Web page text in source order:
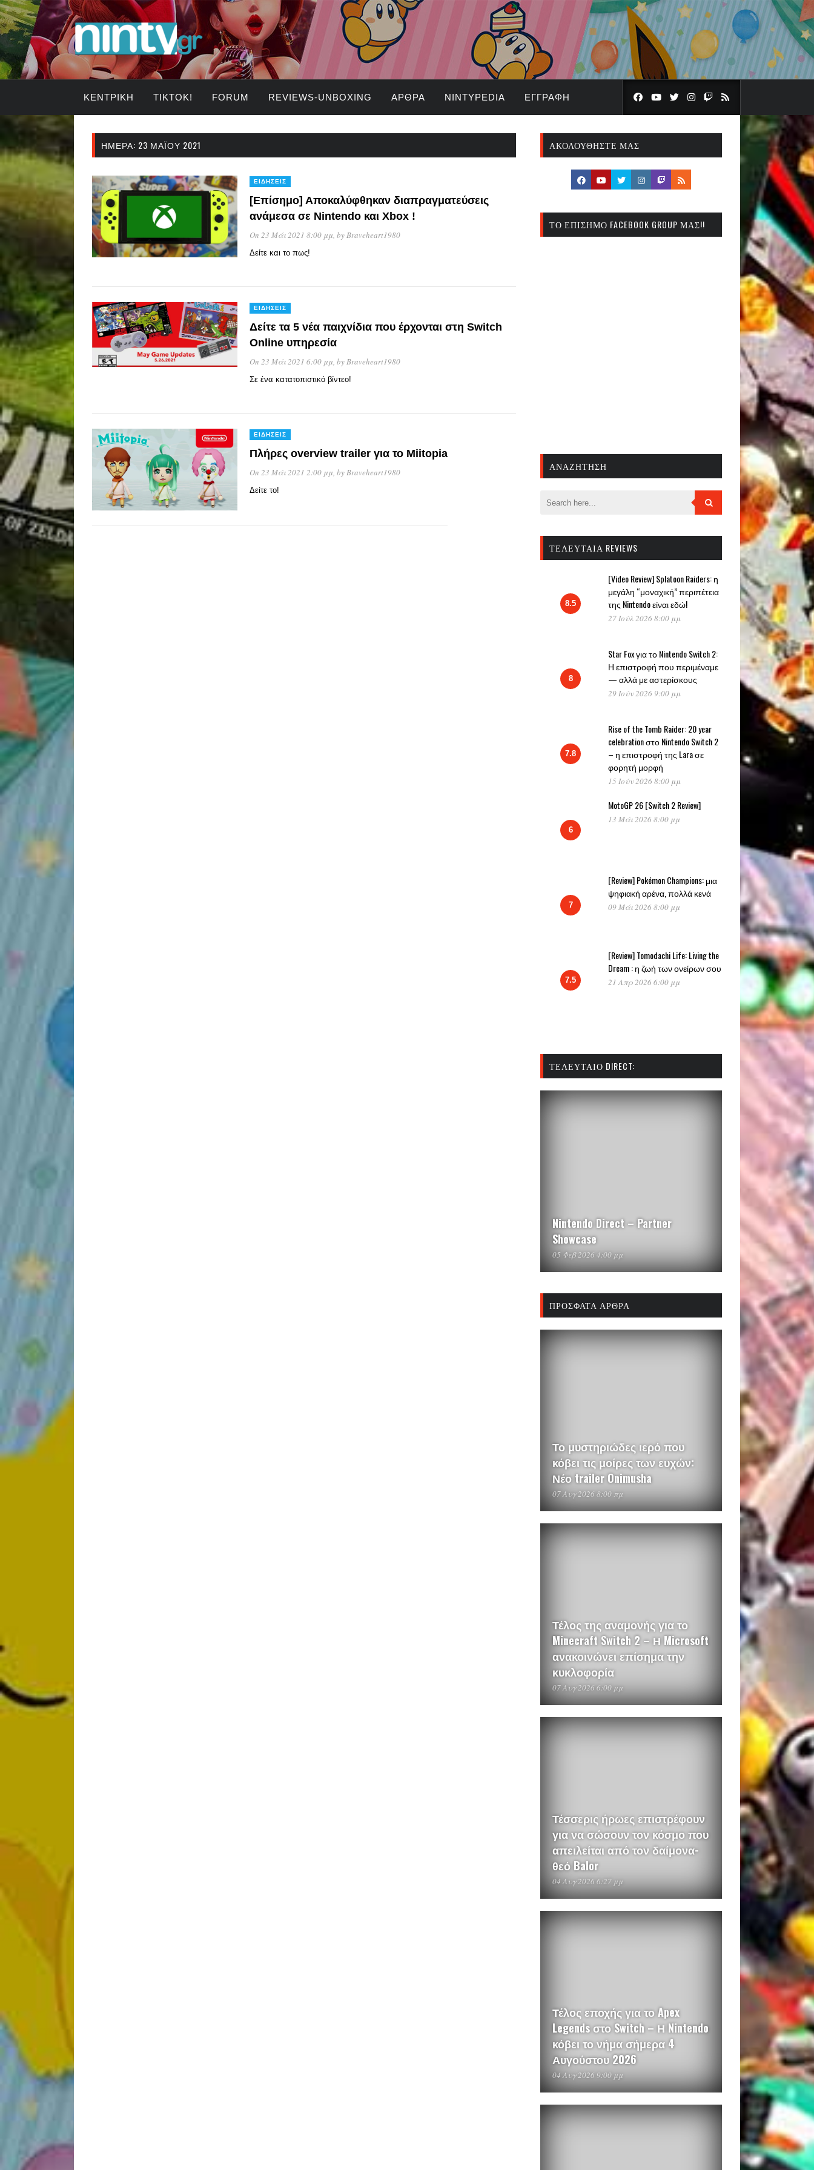
ΚΕΝΤΡΙΚΉ TIKTOK! FORUM REVIEWS-UNBOXING ΆΡΘΡΑ NINTYPEDIA ΕΓΓΡΑΦΉ
ΗΜΈΡΑ: 23 ΜΑΪ́ΟΥ 2021
ΕΙΔΉΣΕΙΣ
[Επίσημο] Αποκαλύφθηκαν διαπραγματεύσεις
ανάμεσα σε Nintendo και Xbox !
On 23 Μάι 2021 8:00 μμ, byBraveheart1980
Δείτε και το πως!
ΕΙΔΉΣΕΙΣ
Δείτε τα 5 νέα παιχνίδια που έρχονται στη Switch
Online υπηρεσία
On 23 Μάι 2021 6:00 μμ, byBraveheart1980
Σε ένα κατατοπιστικό βίντεο!
ΕΙΔΉΣΕΙΣ
Πλήρες overview trailer για το Miitopia
On 23 Μάι 2021 2:00 μμ, byBraveheart1980
Δείτε το!
ΑΚΟΛΟΥΘΉΣΤΕ ΜΑΣ
ΤΟ ΕΠΊΣΗΜΟ FACEBOOK GROUP ΜΑΣ!!
ΑΝΑΖΉΤΗΣΗ
ΤΕΛΕΥΤΑΊΑ REVIEWS
8.5
[Video Review] Splatoon Raiders: η
μεγάλη “μοναχική” περιπέτεια
της Nintendo είναι εδώ!
27 Ιούλ 2026 8:00 μμ
8
Star Fox για το Nintendo Switch 2:
Η επιστροφή που περιμέναμε
— αλλά με αστερίσκους
29 Ιούν 2026 9:00 μμ
7.8
Rise of the Tomb Raider: 20 year
celebration στο Nintendo Switch 2
– η επιστροφή της Lara σε
φορητή μορφή
15 Ιούν 2026 8:00 μμ
6
MotoGP 26 [Switch 2 Review]
13 Μάι 2026 8:00 μμ
7
[Review] Pokémon Champions: μια
ψηφιακή αρένα, πολλά κενά
09 Μάι 2026 8:00 μμ
7.5
[Review] Tomodachi Life: Living the
Dream : η ζωή των ονείρων σου
21 Απρ 2026 6:00 μμ
ΤΕΛΕΥΤΑΊΟ DIRECT:
Nintendo Direct – Partner
Showcase
05 Φεβ 2026 4:00 μμ
ΠΡΌΣΦΑΤΑ ΆΡΘΡΑ
Το μυστηριώδες ιερό που
κόβει τις μοίρες των ευχών:
Νέο trailer Onimusha
07 Αυγ 2026 8:00 πμ
Τέλος της αναμονής για το
Minecraft Switch 2 – Η Microsoft
ανακοινώνει επίσημα την
κυκλοφορία
07 Αυγ 2026 6:00 μμ
Τέσσερις ήρωες επιστρέφουν
για να σώσουν τον κόσμο που
απειλείται από τον δαίμονα-
θεό Balor
04 Αυγ 2026 6:27 μμ
Τέλος εποχής για το Apex
Legends στο Switch – Η Nintendo
κόβει το νήμα σήμερα 4
Αυγούστου 2026
04 Αυγ 2026 9:00 μμ